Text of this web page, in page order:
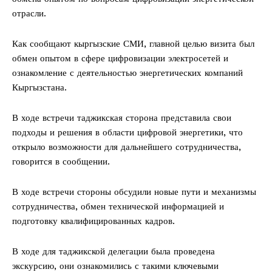
отрасли.
Как сообщают кыргызские СМИ, главной целью визита был
обмен опытом в сфере цифровизации электросетей и
ознакомление с деятельностью энергетических компаний
Кыргызстана.
В ходе встречи таджикская сторона представила свои
подходы и решения в области цифровой энергетики, что
открыло возможности для дальнейшего сотрудничества,
говорится в сообщении.
В ходе встречи стороны обсудили новые пути и механизмы
сотрудничества, обмен технической информацией и
подготовку квалифицированных кадров.
В ходе для таджикской делегации была проведена
экскурсию, они ознакомились с такими ключевыми